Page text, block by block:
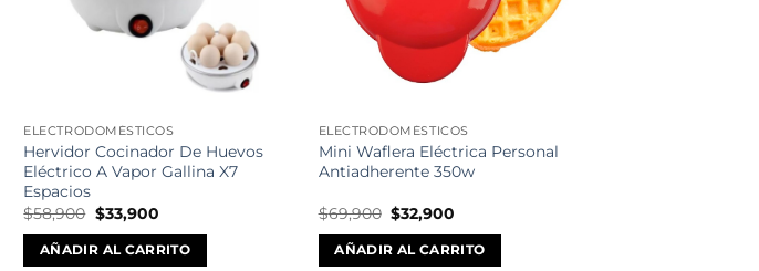
ELECTRODOMÉSTICOS
Hervidor Cocinador De Huevos
Eléctrico A Vapor Gallina X7
Espacios
$58,900 El
precio
original
era:
$33,900El
actual
es:
AÑADIR AL CARRITO
ELECTRODOMÉSTICOS
Mini Waflera Eléctrica Personal
Antiadherente 350w
$69,900 El
precio
original
era:
$32,900El
actual
es:
AÑADIR AL CARRITO